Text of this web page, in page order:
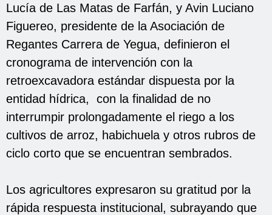
Lucía de Las Matas de Farfán, y Avin Luciano
Figuereo, presidente de la Asociación de
Regantes Carrera de Yegua, definieron el
cronograma de intervención con la
retroexcavadora estándar dispuesta por la
entidad hídrica, con la finalidad de no
interrumpir prolongadamente el riego a los
cultivos de arroz, habichuela y otros rubros de
ciclo corto que se encuentran sembrados.
Los agricultores expresaron su gratitud por la
rápida respuesta institucional, subrayando que